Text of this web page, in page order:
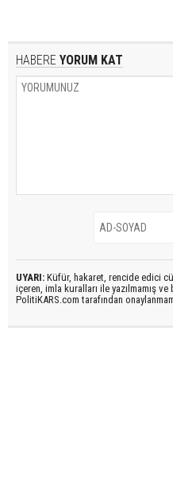
HABERE YORUM KAT
UYARI: Küfür, hakaret, rencide edici
içeren, imla kuralları ile yazılmamış
PolitiKARS.com tarafından